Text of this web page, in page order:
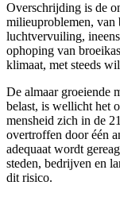
Overschrijding is de
milieuproblemen, van
luchtvervuiling,
ophoping van
klimaat, met steeds
De almaar groeiende
belast, is wellicht het
mensheid zich in de
overtroffen door één
adequaat wordt
steden, bedrijven en
dit risico.